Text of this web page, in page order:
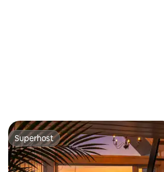
Superhost
Superhost